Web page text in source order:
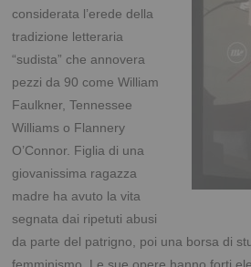
considerata l’erede della
tradizione letteraria
“sudista” che annovera
pezzi da 90 come William
Faulkner, Tennessee
Williams o Flannery
O’Connor. Figlia di una
giovanissima ragazza
madre ha avuto la vita
segnata dai ripetuti abusi
da parte del patrigno, poi una borsa di